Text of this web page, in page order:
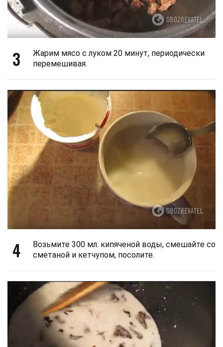
3
Жарим мясо с луком 20 минут, периодически
перемешивая.
4
Возьмите 300 мл. кипяченой воды, смешайте со
сметаной и кетчупом, посолите.